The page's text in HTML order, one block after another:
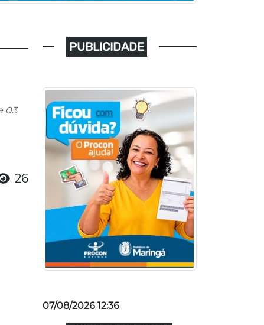
03
26
PUBLICIDADE
07/08/2026 12:36